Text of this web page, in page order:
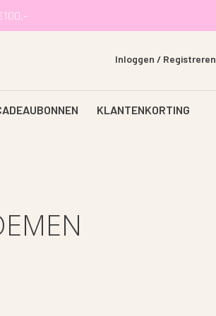
KLANTENKORTING
Inloggen / Registreren